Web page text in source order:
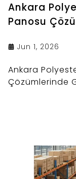
Ankara
Panosu
Jun 1, 2026
Ankara
Çözümlerinde